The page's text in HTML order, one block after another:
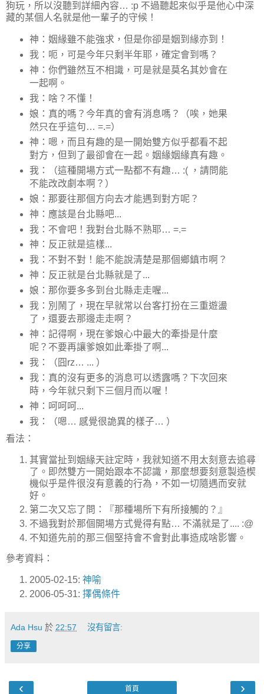
狗玩，所以沒聽到詳細內容… :p 不過聽起來似乎是他心中深
藏的某個人名就是他一輩子的守候！
神：姻緣雖不能強求，但是你卻是姻到緣亦到！
我：呃，可是今年只剩半年耶，確定會到嗎？
神：你們雖然互不相識，可是就是莫名其妙會在
一起啊。
我：啥？不懂！
娘：真的嗎？今年真的會有消息嗎？（唉，她果
然只在乎這句… =.=）
神：嗯，而且有趣的是一開始雙方似乎都看不起
對方，但到了最卻會在一起。姻緣姻緣真有趣。
我：（這種開場方式一點都不有趣… :( ，請問能
不能改改劇本啊？）
娘：那要往那個方向去才能遇到對方呢？
神：應該是台北縣吧...
我：不會吧！我對台北縣不熟耶… =.=
神：反正就是這樣...
我：不對不對！能不能說清楚是那個鄉鎮市啊？
神：反正就是台北縣就是了...
娘：那你要多多到台北縣走走喔...
我：別鬧了，現在早就常以台客打扮在三重遊盪
了，還要去那邊走走啊？
神：記得啊，現在爹娘心中最大的牽掛是什麼
呢？不要再讓爹娘如此牽掛了啊...
我：（囧rz… ... ）
我：真的沒有更多的消息可以透露嗎？下次回來
時，今年就只剩下三個月而以喔！
神：呵呵呵...
我：（嗯… 感覺很詭異的樣子… ）
看法：
其實當扯到姻緣天註定時，我就知道不用太刻意去追尋
了。即然雙方一開始跟本不認識，那麼想要刻意製造楔
機似乎是件很沒有意義的行為，不如一切隨遇而安就
好。
第二次又忘了問：『那種場所下有所接觸的？』
不過我對於那個開場方式覺得有點… 不滿就是了.... :@
不知道先前的那三個堅持會不會對此事造成啥影響。
參考資料：
2005-02-15: 神喻
2006-05-31: 擇偶條件
Ada Hsu 於 22:57 沒有留言:
分享
‹ ›
首頁